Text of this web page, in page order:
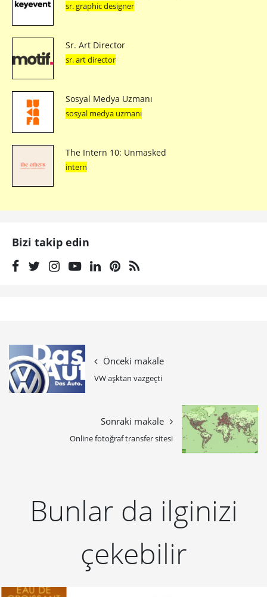
sr. graphic designer
Sr. Art Director
sr. art director
Sosyal Medya Uzmanı
sosyal medya uzmanı
The Intern 10: Unmasked
intern
Bizi takip edin
Önceki makale
VW aşktan vazgeçti
Sonraki makale
Online fotoğraf transfer sitesi
Bunlar da ilginizi
çekebilir